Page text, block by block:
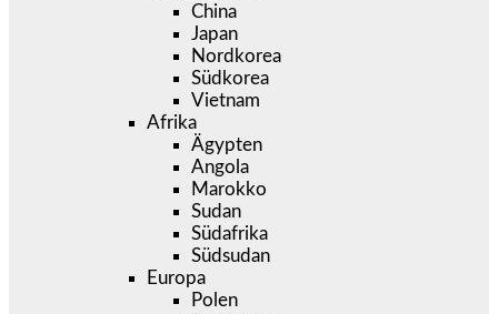
China
Japan
Nordkorea
Südkorea
Vietnam
Afrika
Ägypten
Angola
Marokko
Sudan
Südafrika
Südsudan
Europa
Polen